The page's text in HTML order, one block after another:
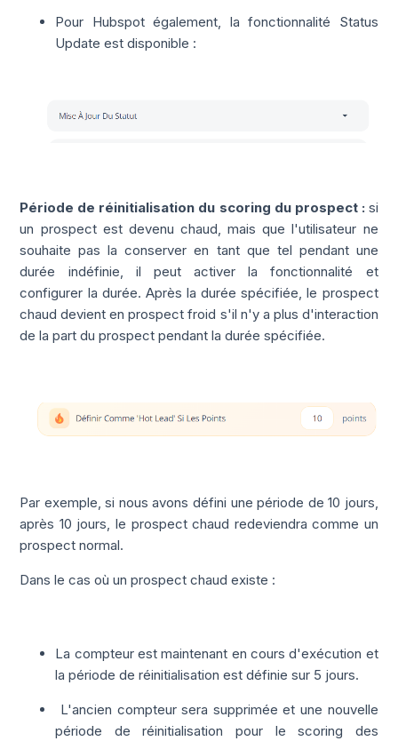
Pour Hubspot également, la fonctionnalité Status
Update est disponible :
Période de réinitialisation du scoring du prospect : si
un prospect est devenu chaud, mais que l'utilisateur ne
souhaite pas la conserver en tant que tel pendant une
durée indéfinie, il peut activer la fonctionnalité et
configurer la durée. Après la durée spécifiée, le prospect
chaud devient en prospect froid s'il n'y a plus d'interaction
de la part du prospect pendant la durée spécifiée.
Par exemple, si nous avons défini une période de 10 jours,
après 10 jours, le prospect chaud redeviendra comme un
prospect normal.
Dans le cas où un prospect chaud existe :
La compteur est maintenant en cours d'exécution et
la période de réinitialisation est définie sur 5 jours.
L'ancien compteur sera supprimée et une nouvelle
période de réinitialisation pour le scoring des